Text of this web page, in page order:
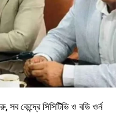
কেন্দ্রে সিসিটিভি ও বডি ওর্ন